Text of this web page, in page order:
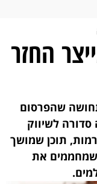
החזר
שהפרסום
לשיווק
תוכן שמושך
שמחממים את